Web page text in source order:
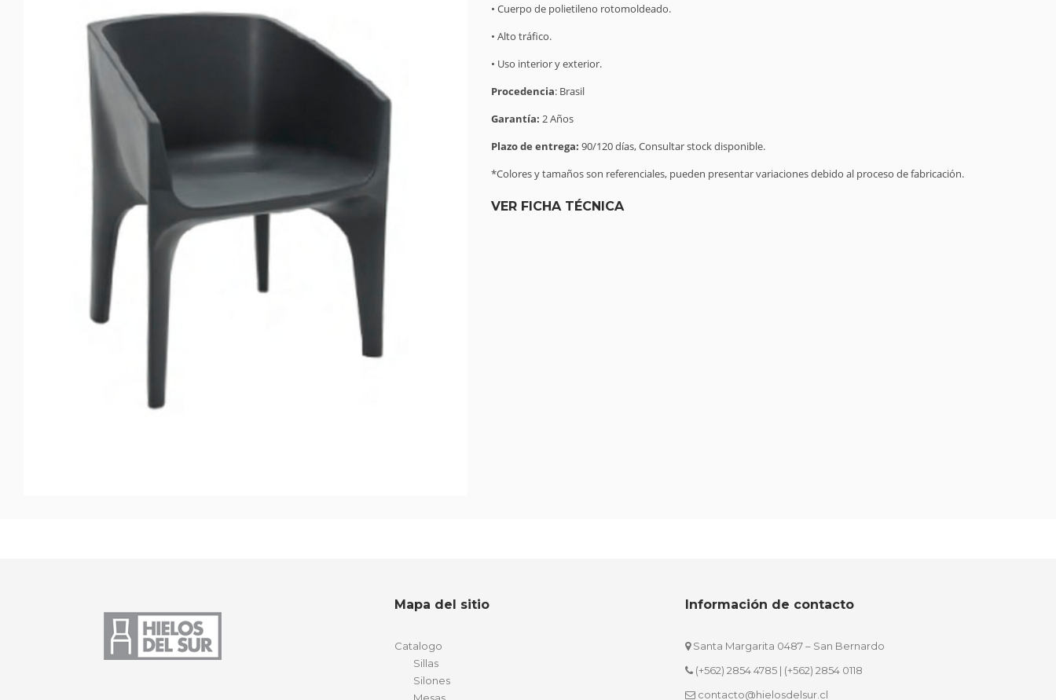
• Cuerpo de polietileno rotomoldeado.
• Alto tráfico.
• Uso interior y exterior.
Procedencia: Brasil
Garantía: 2 Años
Plazo de entrega: 90/120 días, Consultar stock disponible.
*Colores y tamaños son referenciales, pueden presentar variaciones debido al proceso de fabricación.
VER FICHA TÉCNICA
Mapa del sitio
Catalogo
Sillas
Silones
Mesas
Información de contacto
Santa Margarita 0487 – San Bernardo
(+562) 2854 4785 | (+562) 2854 0118
contacto@hielosdelsur.cl